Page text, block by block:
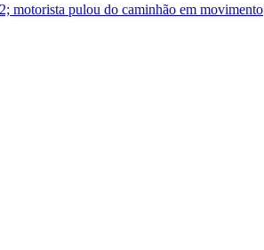
motorista pulou do caminhão em movimento